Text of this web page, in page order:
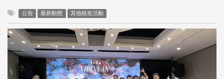
公告 最新動態 其他校友活動